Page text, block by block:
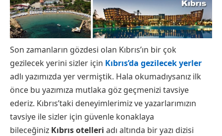
Son zamanların gözdesi olan Kıbrıs’ın bir çok
gezilecek yerini sizler için Kıbrıs’da gezilecek yerler
adlı yazımızda yer vermiştik. Hala okumadıysanız ilk
önce bu yazımıza mutlaka göz geçmenizi tavsiye
ederiz. Kıbrıs’taki deneyimlerimiz ve yazarlarımızın
tavsiye ile sizler için güvenle konaklaya
bileceğiniz Kıbrıs otelleri adı altında bir yazı dizisi